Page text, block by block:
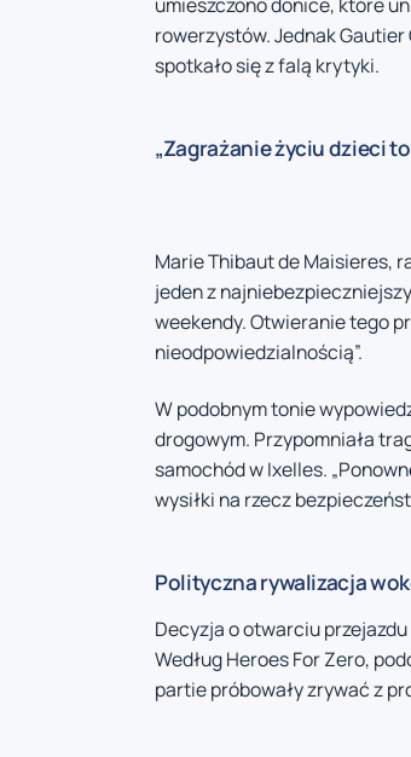
rowerzystów. Jednak
spotkało się z falą krytyki.
„Zagrażanie życiu dzieci
Marie Thibaut de Maisieres,
jeden z
weekendy. Otwieranie tego
nieodpowiedzialnością”.
W podobnym tonie
drogowym. Przypomniała
samochód w Ixelles.
wysiłki na rzecz
Polityczna rywalizacja
Decyzja o otwarciu
Według Heroes For Zero,
partie próbowały zrywać z